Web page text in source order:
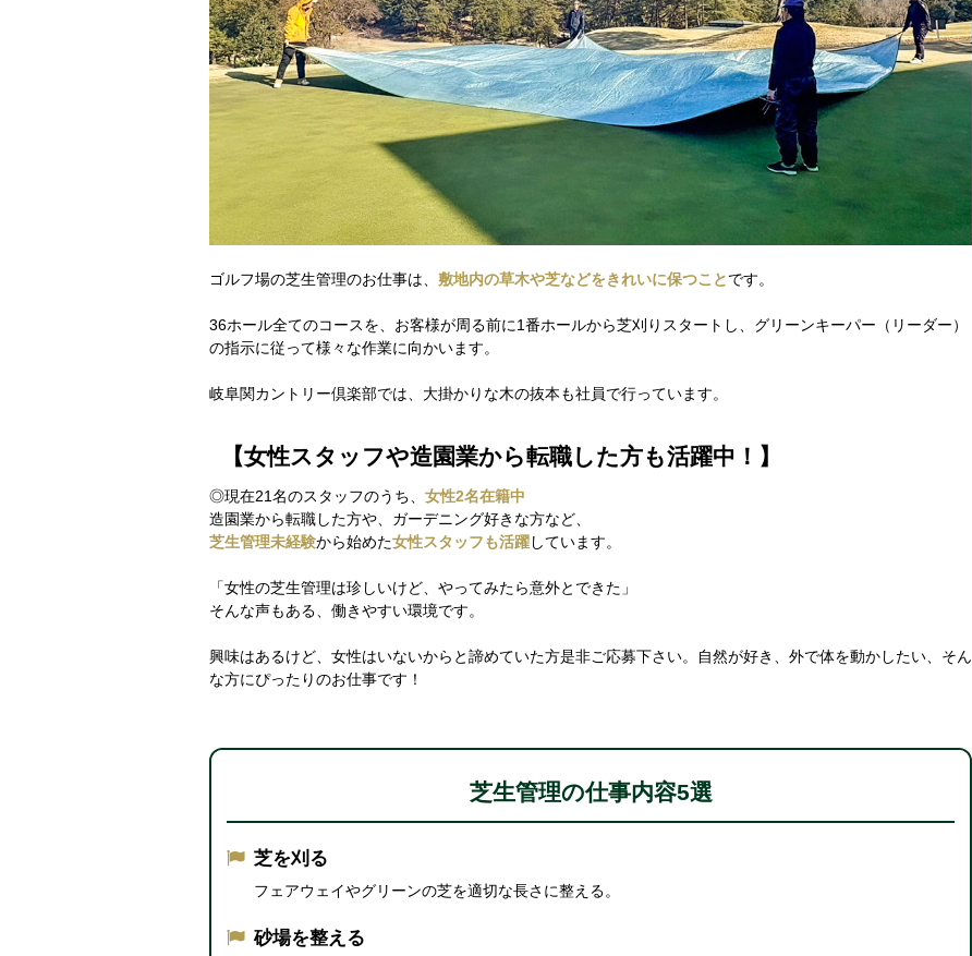
ゴルフ場の芝生管理のお仕事は、 敷地内の草木や芝などをきれいに保つことです。
36ホール全てのコースを、お客様が周る前に1番ホールから芝刈りスタートし、グリーンキーパー（リーダー）
の指示に従って様々な作業に向かいます。
岐阜関カントリー倶楽部では、大掛かりな木の抜本も社員で行っています。
【女性スタッフや造園業から転職した方も活躍中！】
◎現在21名のスタッフのうち、 女性2名在籍中
造園業から転職した方や、ガーデニング好きな方など、
芝生管理未経験から始めた女性スタッフも活躍しています。
「女性の芝生管理は珍しいけど、やってみたら意外とできた」
そんな声もある、働きやすい環境です。
興味はあるけど、女性はいないからと諦めていた方是非ご応募下さい。自然が好き、外で体を動かしたい、そん
な方にぴったりのお仕事です！
芝生管理の仕事内容5選
芝を刈る
フェアウェイやグリーンの芝を適切な長さに整える。
砂場を整える